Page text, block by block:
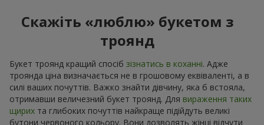
Скажіть «люблю» букетом з
троянд
Букет троянд кращий спосіб зізнатись в коханні. Адже
троянда ціна визначається не в грошовому еквіваленті, а в
силі ваших почуттів. Важко знайти дівчину, яка б встояла,
отримавши величезний букет троянд. Для вираження таких
щирих та глибоких почуттів найкраще підійдуть великі
бутони червоного кольору. Вони дозволять жінці відчути